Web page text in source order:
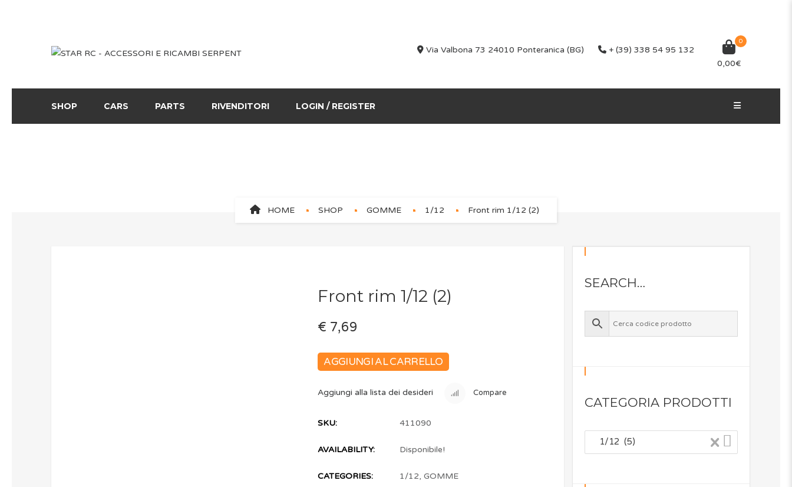
Via Valbona 73 24010 Ponteranica (BG) + (39) 338 54 95 132
0
0,00€
SHOP CARS PARTS RIVENDITORI LOGIN / REGISTER
HOME SHOP GOMME 1/12 Front rim 1/12 (2)
Front rim 1/12 (2)
€ 7,69
AGGIUNGI AL CARRELLO
Aggiungi alla lista dei desideri Compare
SKU: 411090
AVAILABILITY: Disponibile!
CATEGORIES: 1/12,GOMME
SEARCH…
CATEGORIA PRODOTTI
×
1/12 (5)